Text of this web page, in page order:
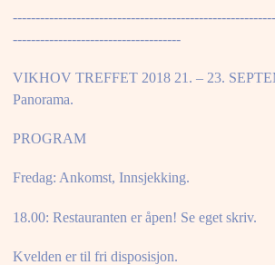
-------------------------------------
VIKHOV TREFFET 2018 21. – 23.
Panorama.
PROGRAM
Fredag: Ankomst, Innsjekking.
18.00: Restauranten er åpen! Se eget skriv.
Kvelden er til fri disposisjon.